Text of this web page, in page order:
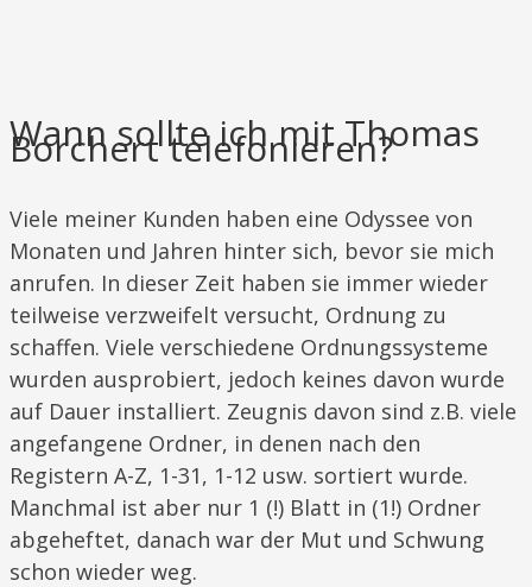
Wann sollte ich mit Thomas
Borchert telefonieren?
​Viele meiner Kunden haben eine Odyssee von
Monaten und Jahren hinter sich, bevor sie mich
anrufen. In dieser Zeit haben sie immer wieder
teilweise verzweifelt versucht, Ordnung zu
schaffen. Viele verschiedene Ordnungssysteme
wurden ausprobiert, jedoch keines davon wurde
auf Dauer installiert. Zeugnis davon sind z.B. viele
angefangene Ordner, in denen nach den
Registern A-Z, 1-31, 1-12 usw. sortiert wurde.
Manchmal ist aber nur 1 (!) Blatt in (1!) Ordner
abgeheftet, danach war der Mut und Schwung
schon wieder weg.